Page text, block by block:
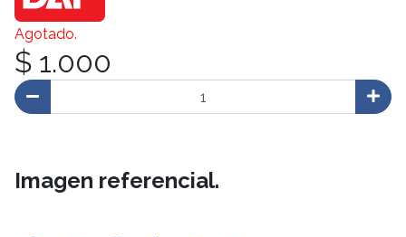
Agotado.
$ 1.000
Imagen referencial.